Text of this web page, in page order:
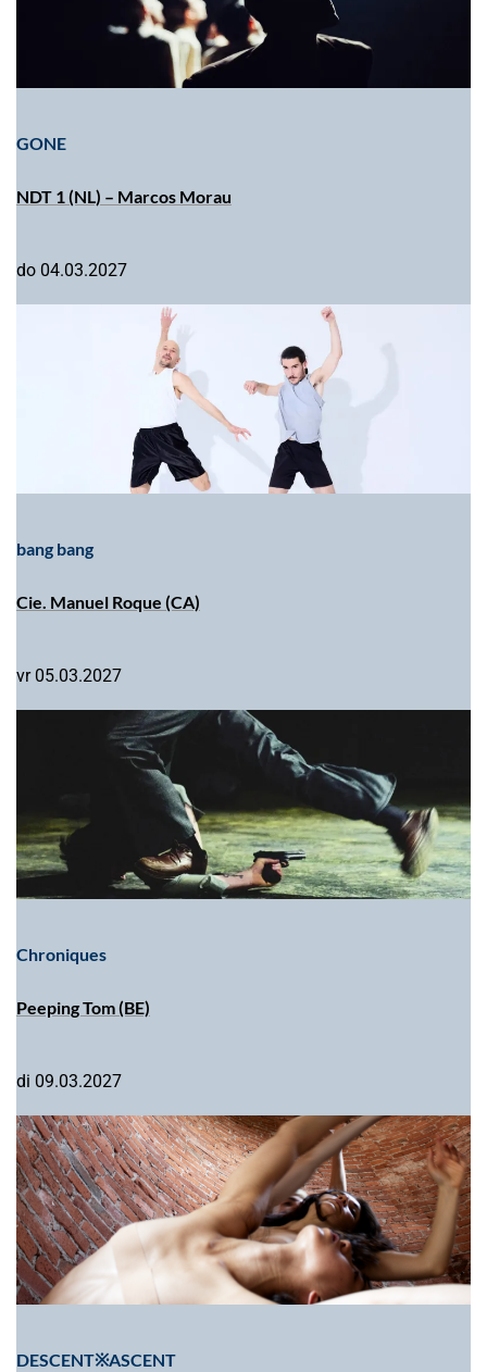
GONE
NDT 1 (NL) – Marcos Morau
do 04.03.2027
bang bang
Cie. Manuel Roque (CA)
vr 05.03.2027
Chroniques
Peeping Tom (BE)
di 09.03.2027
DESCENT※ASCENT